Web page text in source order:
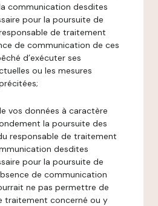
communication desdites
pour la poursuite de
de traitement
de communication de ces
d’exécuter ses
ou les mesures
vos données à caractère
la poursuite des
responsable de traitement
desdites
pour la poursuite de
de communication
ne pas permettre de
traitement concerné ou y